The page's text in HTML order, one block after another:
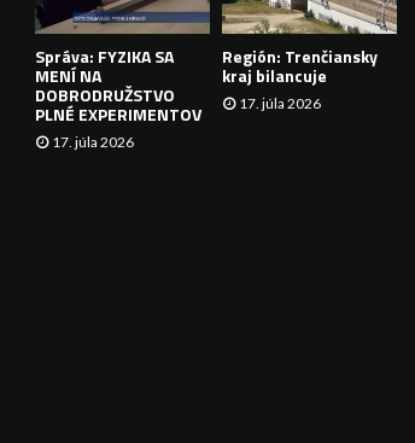
N
I
Správa: FYZIKA SA
MENÍ NA
DOBRODRUŽSTVO
PLNÉ EXPERIMENTOV
17. júla 2026
Región: Trenčiansky
kraj bilancuje
17. júla 2026